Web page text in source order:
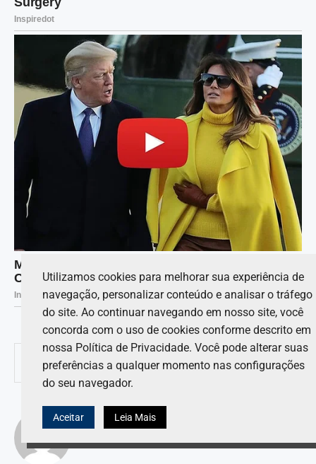
COMPARTILHAR 0
LUCAS ANDRADE
Utilizamos cookies para melhorar sua experiência de
navegação, personalizar conteúdo e analisar o tráfego
do site. Ao continuar navegando em nosso site, você
concorda com o uso de cookies conforme descrito em
nossa Política de Privacidade. Você pode alterar suas
preferências a qualquer momento nas configurações
do seu navegador.
Aceitar Leia Mais